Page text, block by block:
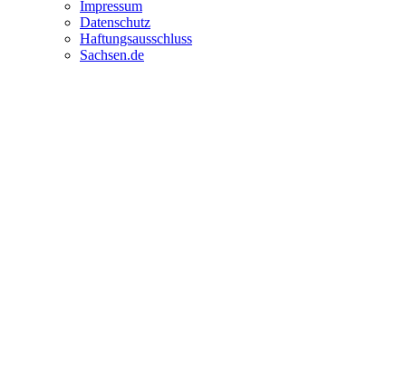
Impressum
Datenschutz
Haftungsausschluss
Sachsen.de